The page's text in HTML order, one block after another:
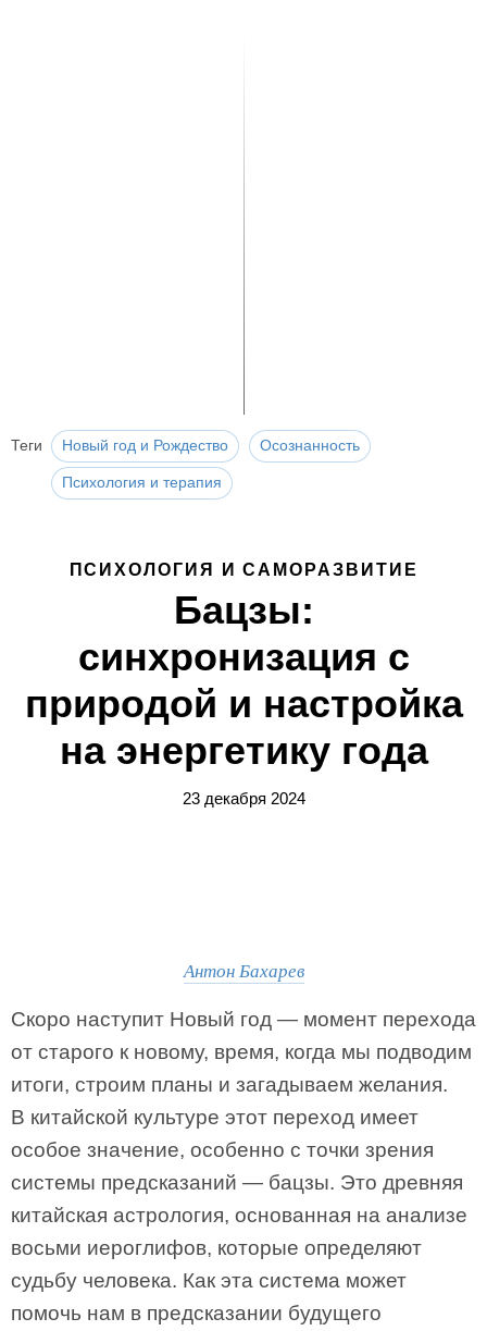
Теги Новый год и Рождество Осознанность
Психология и терапия
ПСИХОЛОГИЯ И САМОРАЗВИТИЕ
Бацзы:
синхронизация с
природой и настройка
на энергетику года
23 декабря 2024
Антон Бахарев
Скоро наступит Новый год — момент перехода
от старого к новому, время, когда мы подводим
итоги, строим планы и загадываем желания.
В китайской культуре этот переход имеет
особое значение, особенно с точки зрения
системы предсказаний — бацзы. Это древняя
китайская астрология, основанная на анализе
восьми иероглифов, которые определяют
судьбу человека. Как эта система может
помочь нам в предсказании будущего